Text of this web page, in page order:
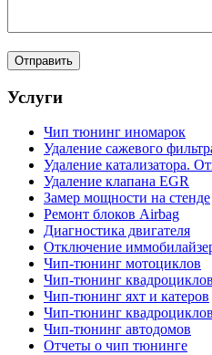
Услуги
Чип тюнинг иномарок
Удаление сажевого
Удаление катализатора.
Удаление клапана EGR
Замер мощности на стенде
Ремонт блоков Airbag
Диагностика двигателя
Отключение
Чип-тюнинг мотоциклов
Чип-тюнинг квадроциклов
Чип-тюнинг яхт и катеров
Чип-тюнинг квадроциклов
Чип-тюнинг автодомов
Отчеты о чип тюнинге